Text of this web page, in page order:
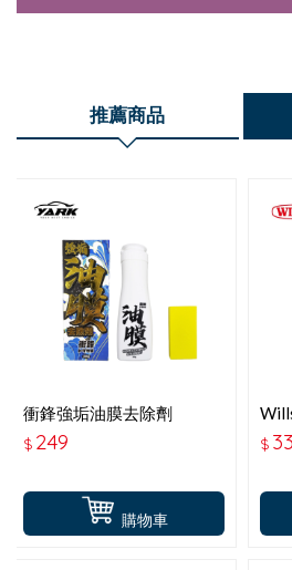
推薦商品
購物車
衝鋒強垢油膜去除劑
$ 249
劑
$